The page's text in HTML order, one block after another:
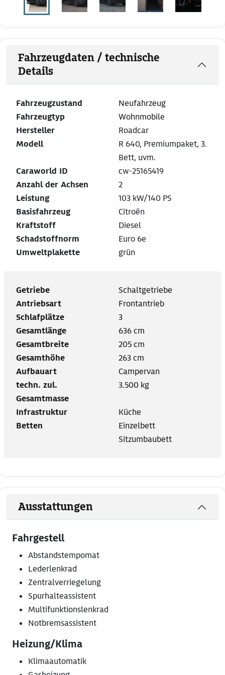
Fahrzeugdaten / technische
Details
Fahrzeugzustand
Neufahrzeug
Fahrzeugtyp
Wohnmobile
Hersteller
Roadcar
Modell
R 640, Premiumpaket, 3.
Bett, uvm.
Caraworld ID
cw-25165419
Anzahl der Achsen
2
Leistung
103 kW/140 PS
Basisfahrzeug
Citroën
Kraftstoff
Diesel
Schadstoffnorm
Euro 6e
Umweltplakette
grün
Getriebe
Schaltgetriebe
Antriebsart
Frontantrieb
Schlafplätze
3
Gesamtlänge
636 cm
Gesamtbreite
205 cm
Gesamthöhe
263 cm
Aufbauart
Campervan
techn. zul.
Gesamtmasse
3.500 kg
Infrastruktur
Küche
Betten
Einzelbett
Sitzumbaubett
Ausstattungen
Fahrgestell
Abstandstempomat
Lederlenkrad
Zentralverriegelung
Spurhalteassistent
Multifunktionslenkrad
Notbremsassistent
Heizung/Klima
Klimaautomatik